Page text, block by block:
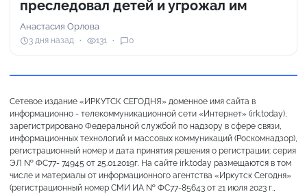
преследовал детей и угрожал им
Анастасия Орлова
3 дня назад 131 0
Сетевое издание «ИРКУТСК СЕГОДНЯ» доменное имя сайта в
информационно - телекоммуникационной сети «Интернет» (irk.today),
зарегистрировано Федеральной службой по надзору в сфере связи,
информационных технологий и массовых коммуникаций (Роскомнадзор),
регистрационный номер и дата принятия решения о регистрации: серия
ЭЛ № ФС77- 74945 от 25.01.2019г. На сайте irk.today размещаются в том
числе и материалы от информационного агентства «Иркутск Сегодня»
(регистрационный номер СМИ ИА № ФС77-85643 от 21 июля 2023 г.,